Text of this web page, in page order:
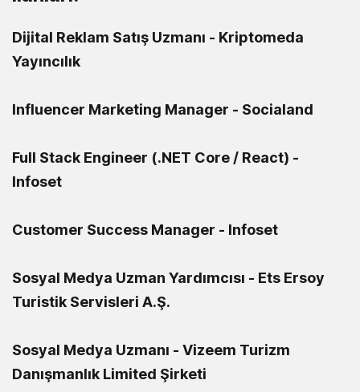
Dijital Reklam Satış Uzmanı - Kriptomeda
Yayıncılık
Influencer Marketing Manager - Socialand
Full Stack Engineer (.NET Core / React) -
Infoset
Customer Success Manager - Infoset
Sosyal Medya Uzman Yardımcısı - Ets Ersoy
Turistik Servisleri A.Ş.
Sosyal Medya Uzmanı - Vizeem Turizm
Danışmanlık Limited Şirketi